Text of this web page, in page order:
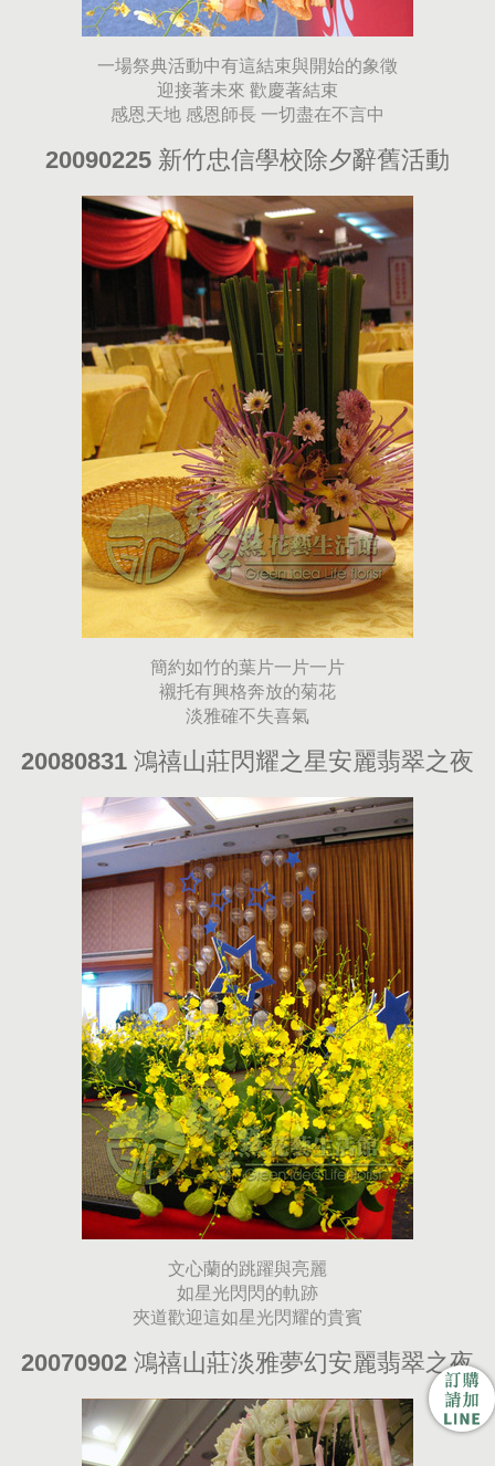
一場祭典活動中有這結束與開始的象徵
迎接著未來 歡慶著結束
感恩天地 感恩師長 一切盡在不言中
20090225 新竹忠信學校除夕辭舊活動
簡約如竹的葉片一片一片
襯托有興格奔放的菊花
淡雅確不失喜氣
20080831 鴻禧山莊閃耀之星安麗翡翠之夜
文心蘭的跳躍與亮麗
如星光閃閃的軌跡
夾道歡迎這如星光閃耀的貴賓
20070902 鴻禧山莊淡雅夢幻安麗翡翠之夜